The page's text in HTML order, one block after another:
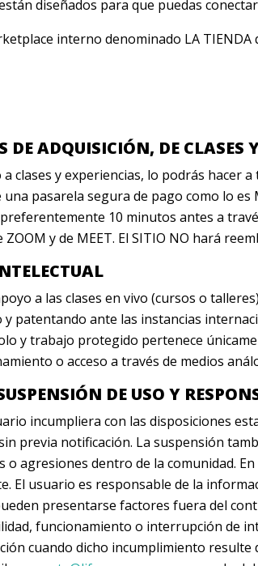
diseñados para que puedas
interno denominado LA TIENDA
DE ADQUISICIÓN, DE CLASES
a clases y experiencias, lo podrás hacer a
pasarela segura de pago como lo
10 minutos antes a
y de MEET. El SITIO NO hará
a las clases en vivo (cursos o
patentando ante las instancias
y trabajo protegido pertenece
o acceso a través de medios
DE USO Y
incumpliera con las disposiciones
previa notificación. La suspensión
agresiones dentro de la comunidad.
El usuario es responsable de la
presentarse factores fuera del
funcionamiento o interrupción de
cuando dicho incumplimiento